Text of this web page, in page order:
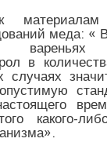
материалам
меда: «
в
какого-